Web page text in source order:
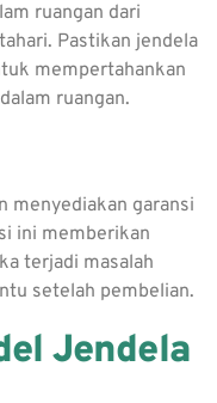
ruangan dari
Pastikan jendela
mempertahankan
ruangan.
menyediakan garansi
ini memberikan
terjadi masalah
setelah pembelian.
Jendela